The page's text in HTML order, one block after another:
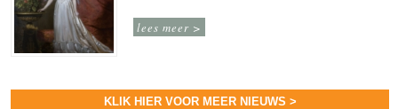
lees meer >
KLIK HIER VOOR MEER NIEUWS >